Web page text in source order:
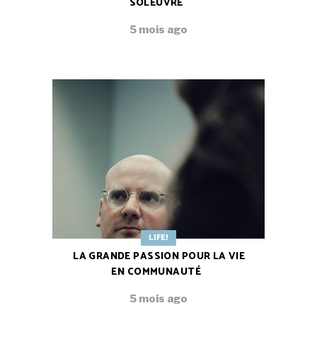
SOLEUVRE
5 mois ago
LIFE!
LA GRANDE PASSION POUR LA VIE
EN COMMUNAUTÉ
5 mois ago